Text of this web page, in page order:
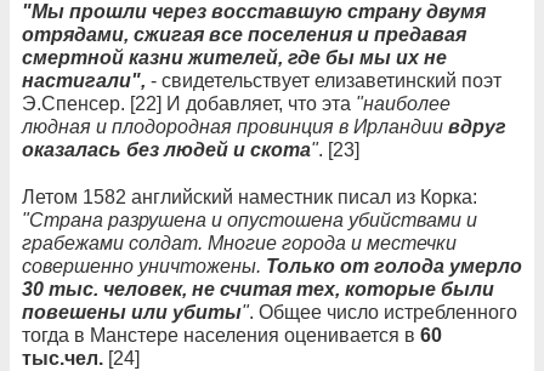
"Мы прошли через восставшую страну двумя
отрядами, сжигая все поселения и предавая
смертной казни жителей, где бы мы их не
настигали", - свидетельствует елизаветинский поэт
Э.Спенсер. [22] И добавляет, что эта "наиболее
людная и плодородная провинция в Ирландии вдруг
оказалась без людей и скота". [23]
Летом 1582 английский наместник писал из Корка:
"Страна разрушена и опустошена убийствами и
грабежами солдат. Многие города и местечки
совершенно уничтожены. Только от голода умерло
30 тыс. человек, не считая тех, которые были
повешены или убиты". Общее число истребленного
тогда в Манстере населения оценивается в 60
тыс.чел. [24]